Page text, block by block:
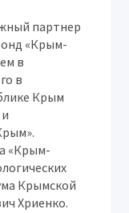
партнер
«Крым-
в
в
Крым
«Крым-
Крымской
Хриенко.